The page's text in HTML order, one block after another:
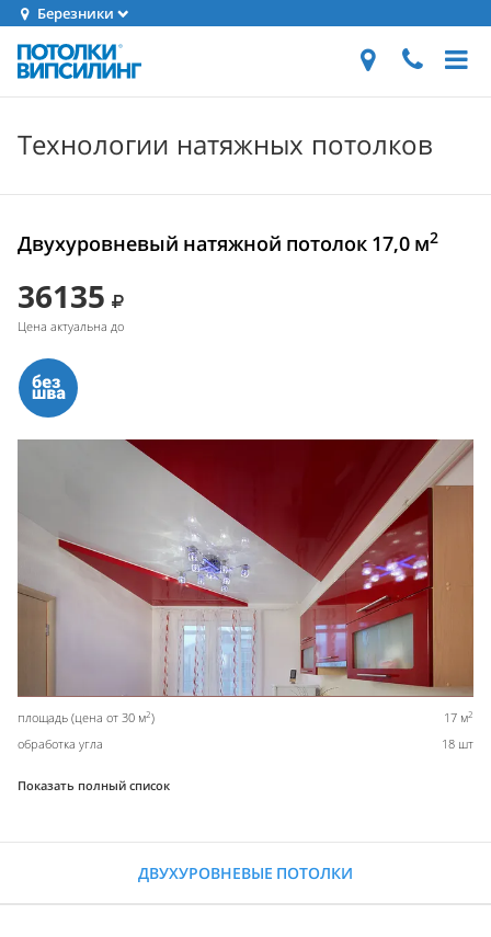
Березники
Технологии натяжных потолков
Двухуровневый натяжной потолок 17,0 м2
36135
Цена актуальна до
площадь (цена от 30 м2) 17 м2
обработка угла 18 шт
Показать полный список
ДВУХУРОВНЕВЫЕ ПОТОЛКИ